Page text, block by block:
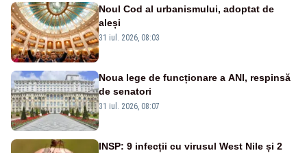
Noul Cod al urbanismului, adoptat de
aleși
31 iul. 2026, 08:03
Noua lege de funcționare a ANI, respinsă
de senatori
31 iul. 2026, 08:07
INSP: 9 infecții cu virusul West Nile și 2